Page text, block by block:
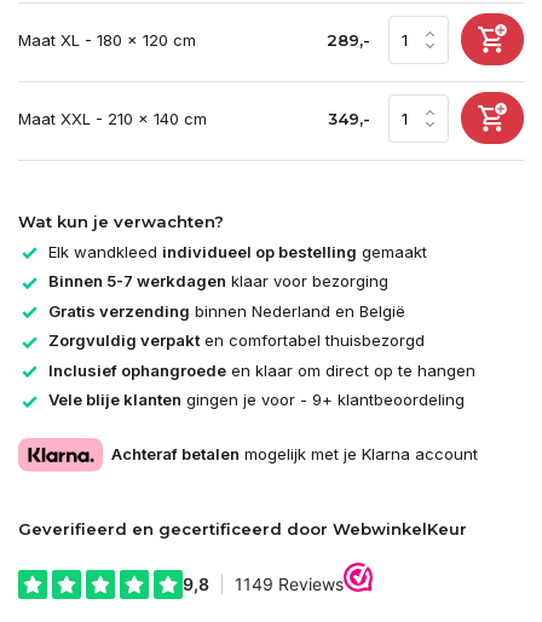
Maat XL - 180 x 120 cm 289,-
Maat XXL - 210 x 140 cm 349,-
Wat kun je verwachten?
Elk wandkleed individueel op bestelling gemaakt
Binnen 5-7 werkdagen klaar voor bezorging
Gratis verzending binnen Nederland en België
Zorgvuldig verpakten comfortabel thuisbezorgd
Inclusief ophangroede en klaar om direct op te hangen
Vele blije klanten gingen je voor - 9+ klantbeoordeling
Achteraf betalen mogelijk met je Klarna account
Geverifieerd en gecertificeerd door WebwinkelKeur